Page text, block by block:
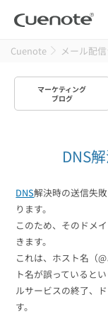
製品
メール配信システム
メールリレーサーバー
kintone（キントーン
SMS配信サービス
活用シーン
会員獲得／ニ
コストを抑える
遅延なく確
セミナー
ブログ・各種資料
ブログ・各種資料
Cuenote メール配
マーケティング
ブログ
DNS
DNS解決時の送信失
ります。
このため、そのドメ
きます。
これは、ホスト名（
ト名が誤っていると
ルサービスの終了、
す。